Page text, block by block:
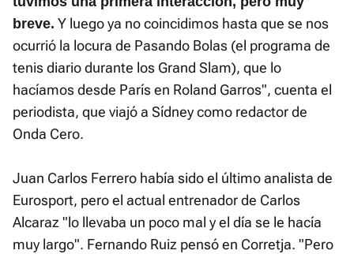
breve. Y luego ya no coincidimos hasta que se nos
ocurrió la locura de Pasando Bolas (el programa de
tenis diario durante los Grand Slam), que lo
hacíamos desde París en Roland Garros", cuenta el
periodista, que viajó a Sídney como redactor de
Onda Cero.
Juan Carlos Ferrero había sido el último analista de
Eurosport, pero el actual entrenador de Carlos
Alcaraz "lo llevaba un poco mal y el día se le hacía
muy largo". Fernando Ruiz pensó en Corretja. "Pero